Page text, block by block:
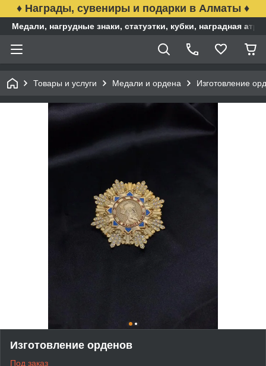
♦ Награды, сувениры и подарки в Алматы ♦
Медали, нагрудные знаки, статуэтки, кубки, наградная
Товары и услуги Медали и ордена Изготовление
Изготовление орденов
Под заказ